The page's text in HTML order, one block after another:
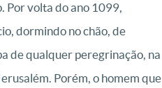
Por volta do ano 1099,
dormindo no chão, de
de qualquer peregrinação, na
Porém, o homem que